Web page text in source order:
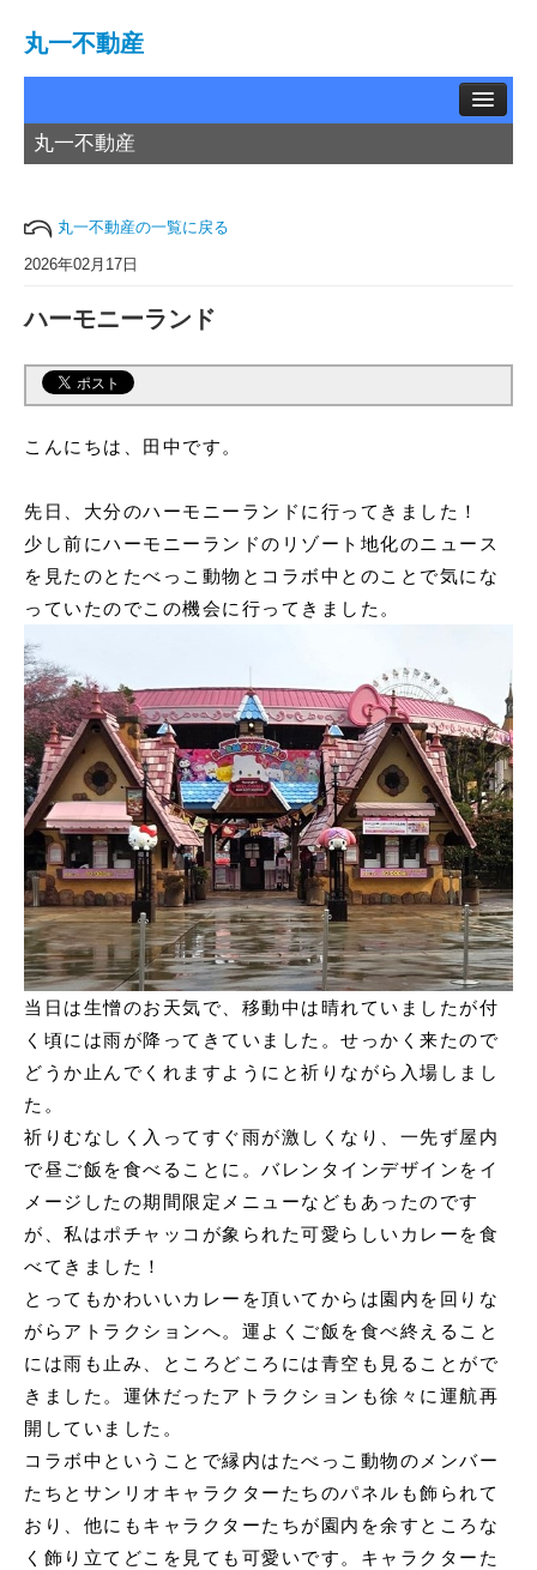
丸一不動産
申込書ダウンロード
ウェブ入居申込
丸一不動産
丸一不動産の一覧に戻る
2026年02月17日
ハーモニーランド
こんにちは、田中です。
先日、大分のハーモニーランドに行ってきました！
少し前にハーモニーランドのリゾート地化のニュース
を見たのとたべっこ動物とコラボ中とのことで気にな
っていたのでこの機会に行ってきました。
当日は生憎のお天気で、移動中は晴れていましたが付
く頃には雨が降ってきていました。せっかく来たので
どうか止んでくれますようにと祈りながら入場しまし
た。
祈りむなしく入ってすぐ雨が激しくなり、一先ず屋内
で昼ご飯を食べることに。バレンタインデザインをイ
メージしたの期間限定メニューなどもあったのです
が、私はポチャッコが象られた可愛らしいカレーを食
べてきました！
とってもかわいいカレーを頂いてからは園内を回りな
がらアトラクションへ。運よくご飯を食べ終えること
には雨も止み、ところどころには青空も見ることがで
きました。運休だったアトラクションも徐々に運航再
開していました。
コラボ中ということで縁内はたべっこ動物のメンバー
たちとサンリオキャラクターたちのパネルも飾られて
おり、他にもキャラクターたちが園内を余すところな
く飾り立てどこを見ても可愛いです。キャラクターた